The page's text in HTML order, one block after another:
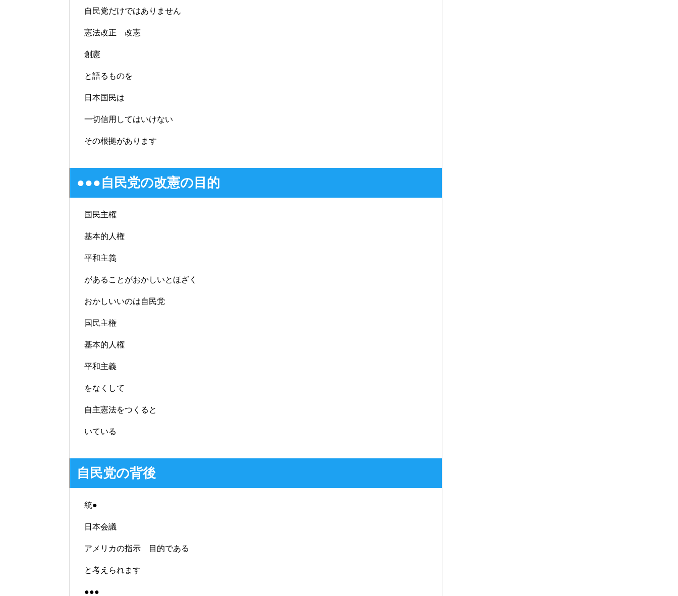
自民党だけではありません
憲法改正 改憲
創憲
と語るものを
日本国民は
一切信用してはいけない
その根拠があります
●●●自民党の改憲の目的
国民主権
基本的人権
平和主義
があることがおかしいとほざく
おかしいいのは自民党
国民主権
基本的人権
平和主義
をなくして
自主憲法をつくると
いている
自民党の背後
統●
日本会議
アメリカの指示 目的である
と考えられます
●●●